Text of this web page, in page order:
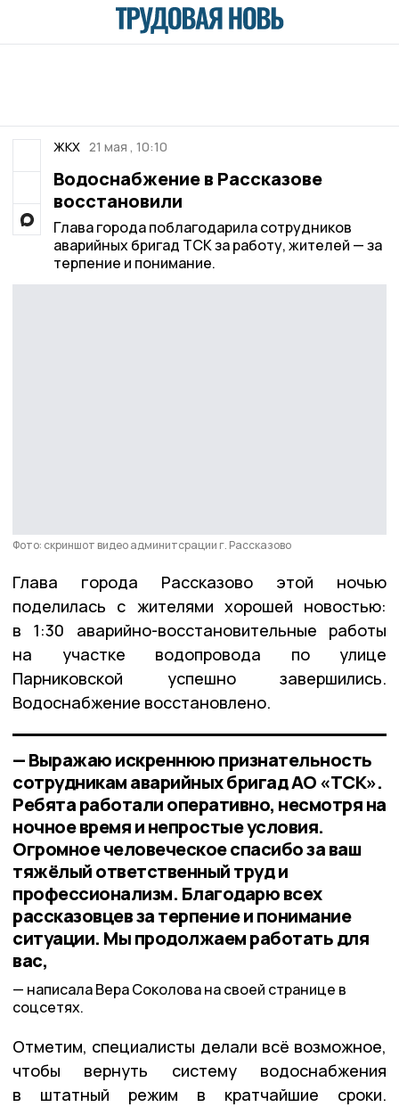
ЖКХ 21 мая , 10:10
Водоснабжение в Рассказове
восстановили
Глава города поблагодарила сотрудников
аварийных бригад ТСК за работу, жителей — за
терпение и понимание.
Фото: скриншот видео админитсрации г. Рассказово
Глава города Рассказово этой ночью
поделилась с жителями хорошей новостью:
в 1:30 аварийно-восстановительные работы
на участке водопровода по улице
Парниковской успешно завершились.
Водоснабжение восстановлено.
— Выражаю искреннюю признательность
сотрудникам аварийных бригад АО «ТСК».
Ребята работали оперативно, несмотря на
ночное время и непростые условия.
Огромное человеческое спасибо за ваш
тяжёлый ответственный труд и
профессионализм. Благодарю всех
рассказовцев за терпение и понимание
ситуации. Мы продолжаем работать для
вас,
написала Вера Соколова на своей странице в
соцсетях.
Отметим, специалисты делали всё возможное,
чтобы вернуть систему водоснабжения
в штатный режим в кратчайшие сроки.